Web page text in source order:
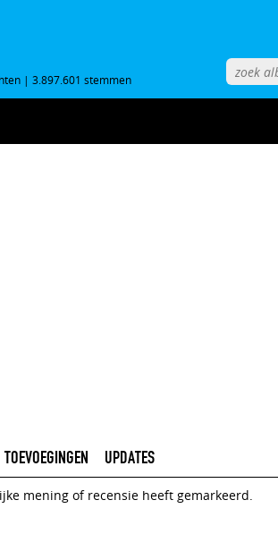
| 3.897.601 stemmen
TOEVOEGINGEN UPDATES
mening of recensie heeft gemarkeerd.